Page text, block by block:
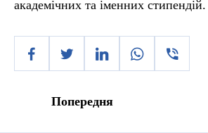
академічних та іменних стипендій.
Попередня